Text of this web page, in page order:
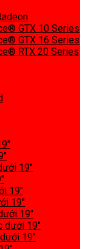
GTX 10 Series
GTX 16 Series
RTX 20 Series
19″
19″
19″
19″
dưới 19″
19″